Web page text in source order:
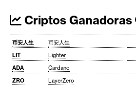
Criptos Ganadoras
币安人生 币安人生
LIT
Lighter
ADA
Cardano
ZRO
LayerZero